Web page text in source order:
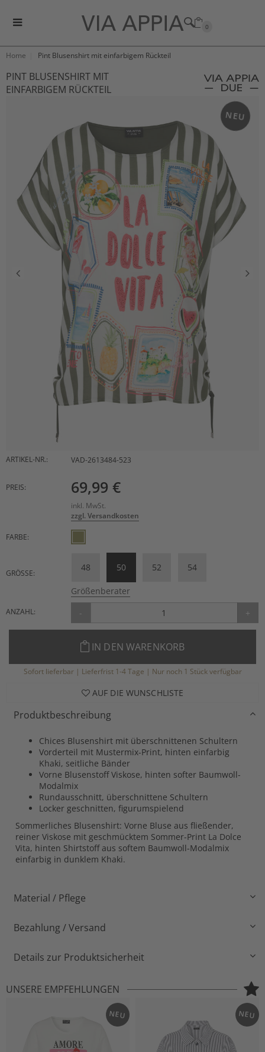
0
Home Pint Blusenshirt mit einfarbigem Rückteil
PINT BLUSENSHIRT MIT
EINFARBIGEM RÜCKTEIL
NEU
ARTIKEL-NR.: VAD-2613484-523
PREIS: 69,99 €
inkl. MwSt.
zzgl. Versandkosten
FARBE:
GRÖSSE:
48 50 52 54
Größenberater
ANZAHL: - +
IN DEN WARENKORB
Sofort lieferbar | Lieferfrist 1-4 Tage | Nur noch 1 Stück verfügbar
AUF DIE WUNSCHLISTE
Produktbeschreibung
Chices Blusenshirt mit überschnittenen Schultern
Vorderteil mit Mustermix-Print, hinten einfarbig
Khaki, seitliche Bänder
Vorne Blusenstoff Viskose, hinten softer Baumwoll-
Modalmix
Rundausschnitt, überschnittene Schultern
Locker geschnitten, figurumspielend
Sommerliches Blusenshirt: Vorne Bluse aus fließender,
reiner Viskose mit geschmücktem Sommer-Print La Dolce
Vita, hinten Shirtstoff aus softem Baumwoll-Modalmix
einfarbig in dunklem Khaki.
Material / Pflege
Bezahlung / Versand
Details zur Produktsicherheit
UNSERE EMPFEHLUNGEN
NEU NEU